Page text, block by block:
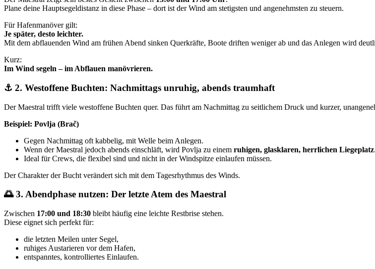
Plane deine Hauptsegeldistanz in diese Phase – dort ist der Wind am stetigsten und angenehmsten zu steuern.
Für Hafenmanöver gilt:
Je später, desto leichter.
Mit dem abflauenden Wind am frühen Abend sinken Querkräfte, Boote driften weniger ab und das Anlegen wird
Kurz:
Im Wind segeln – im Abflauen manövrieren.
⚓ 2. Westoffene Buchten: Nachmittags unruhig, abends traumhaft
Der Maestral trifft viele westoffene Buchten quer. Das führt am Nachmittag zu seitlichem Druck und kurzer,
Beispiel: Povlja (Brač)
Gegen Nachmittag oft kabbelig, mit Welle beim Anlegen.
Wenn der Maestral jedoch abends einschläft, wird Povlja zu einem ruhigen, glasklaren, herrlichen Liegeplatz.
Ideal für Crews, die flexibel sind und nicht in der Windspitze einlaufen müssen.
Der Charakter der Bucht verändert sich mit dem Tagesrhythmus des Winds.
🌅3. Abendphase nutzen: Der letzte Atem des Maestral
Zwischen 17:00 und 18:30 bleibt häufig eine leichte Restbrise stehen.
Diese eignet sich perfekt für:
die letzten Meilen unter Segel,
ruhiges Austarieren vor dem Hafen,
entspanntes, kontrolliertes Einlaufen.